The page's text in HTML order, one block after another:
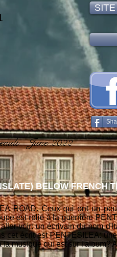
- June 2022
BELOW FRENCH
ROAD. Ceux qui ont un
est relié à la guerrière
voir: un écrivain du nom
cet écrit est PENTESILEA:
musique qui est sur l'album?